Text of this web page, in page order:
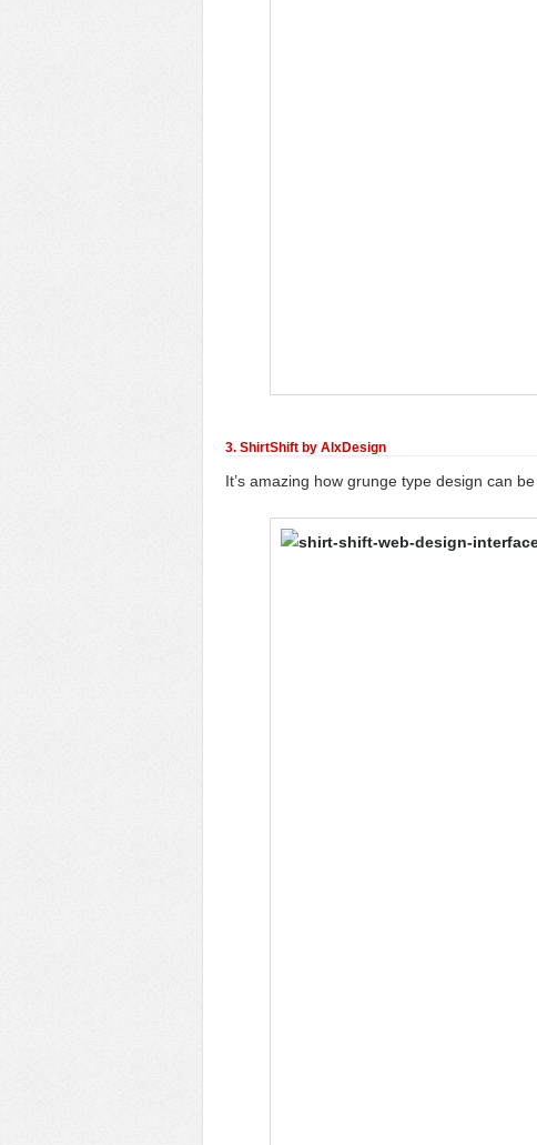
3. ShirtShift by AlxDesign
It’s amazing how grunge type design can